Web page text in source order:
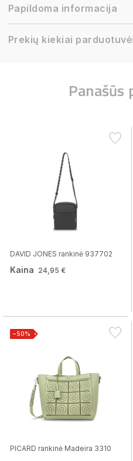
Papildoma informacija
Prekių kiekiai
Panašūs
DAVID JONES rankinė 937702
Kaina 24,95 €
−50%
PICARD rankinė Madeira 3310